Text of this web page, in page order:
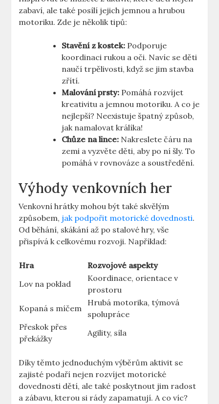
zabaví, ale také posílí jejich jemnou a hrubou
motoriku. Zde je několik tipů:
Stavění z kostek: Podporuje
koordinaci rukou a oči. Navíc se děti
naučí trpělivosti, když se jim stavba
zřítí.
Malování prsty: Pomáhá rozvíjet
kreativitu a jemnou motoriku. A co je
nejlepší? Neexistuje špatný způsob,
jak namalovat králíka!
Chůze na lince: Nakreslete čáru na
zemi a vyzvěte děti, aby po ní šly. To
pomáhá v rovnováze a soustředění.
Výhody venkovních her
Venkovní hrátky mohou být také skvělým
způsobem, jak podpořit motorické dovednosti.
Od běhání, skákání až po stalové hry, vše
přispívá k celkovému rozvoji. Například:
Hra
Rozvojové aspekty
Lov na poklad
Koordinace, orientace v
prostoru
Kopaná s míčem
Hrubá motorika, týmová
spolupráce
Přeskok přes
překážky
Agility, síla
Díky těmto jednoduchým výběrům aktivit se
zajisté podaří nejen rozvíjet motorické
dovednosti dětí, ale také poskytnout jim radost
a zábavu, kterou si rády zapamatují. A co víc?